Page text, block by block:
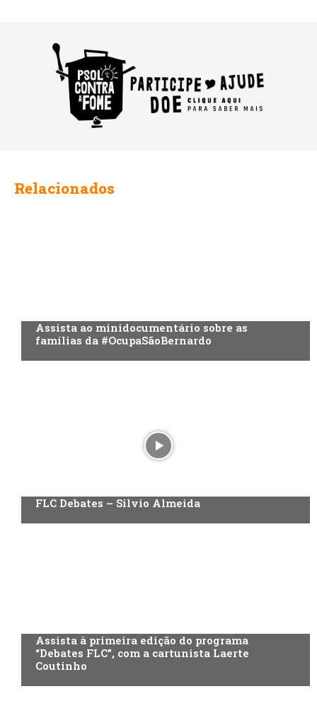
Relacionados
Assista ao minidocumentário sobre as
famílias da #OcupaSãoBernardo
FLC Debates – Silvio Almeida
Assista à primeira edição do programa
“Debates FLC”, com a cartunista Laerte
Coutinho